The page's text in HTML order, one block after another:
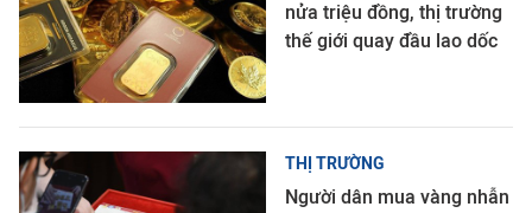
nửa triệu đồng, thị trường
thế giới quay đầu lao dốc
THỊ TRƯỜNG
Người dân mua vàng nhẫn